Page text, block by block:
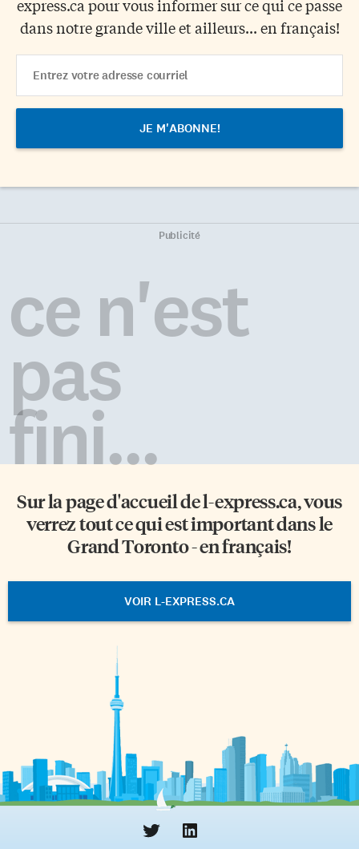
express.ca pour vous informer sur ce qui ce passe
dans notre grande ville et ailleurs... en français!
Address
Publicité
ce n'est
pas
fini...
Sur la page d'accueil del-express.ca, vous
verrez tout ce qui est important dans le
Grand Toronto - en français!
VOIR L-EXPRESS.CA